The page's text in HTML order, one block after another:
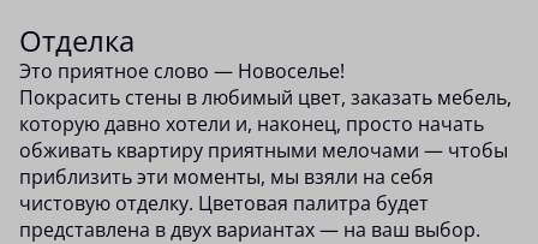
Отделка
Это приятное слово — Новоселье!
Покрасить стены в любимый цвет, заказать мебель,
которую давно хотели и, наконец, просто начать
обживать квартиру приятными мелочами — чтобы
приблизить эти моменты, мы взяли на себя
чистовую отделку. Цветовая палитра будет
представлена в двух вариантах — на ваш выбор.